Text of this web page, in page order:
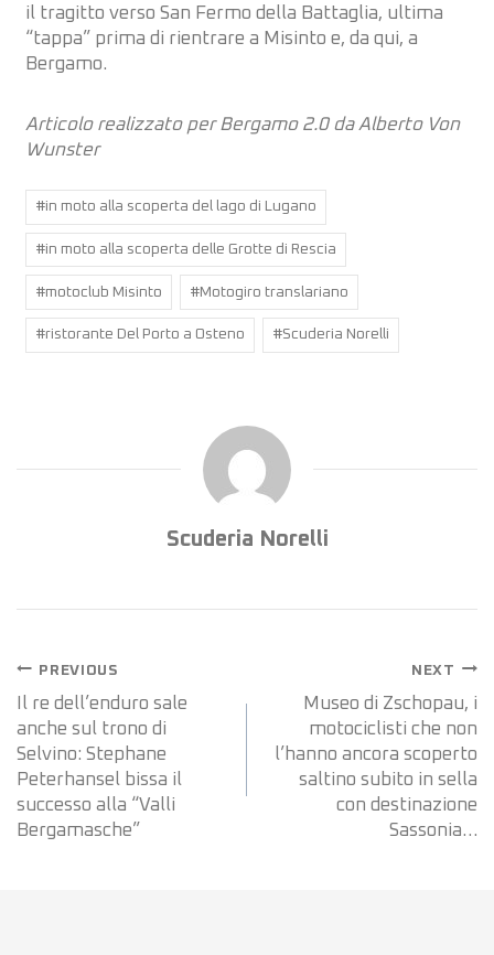
il tragitto verso San Fermo della Battaglia, ultima
“tappa” prima di rientrare a Misinto e, da qui, a
Bergamo.
Articolo realizzato per Bergamo 2.0 da Alberto Von
Wunster
Post
#in moto alla scoperta del lago di Lugano
#in moto alla scoperta delle Grotte di Rescia
#motoclub Misinto #Motogiro translariano
#ristorante Del Porto a Osteno #Scuderia Norelli
Scuderia Norelli
Navigazione
articoli
PREVIOUS
Il re dell’enduro sale
anche sul trono di
Selvino: Stephane
Peterhansel bissa il
successo alla “Valli
Bergamasche”
NEXT
Museo di Zschopau, i
motociclisti che non
l’hanno ancora scoperto
saltino subito in sella
con destinazione
Sassonia…